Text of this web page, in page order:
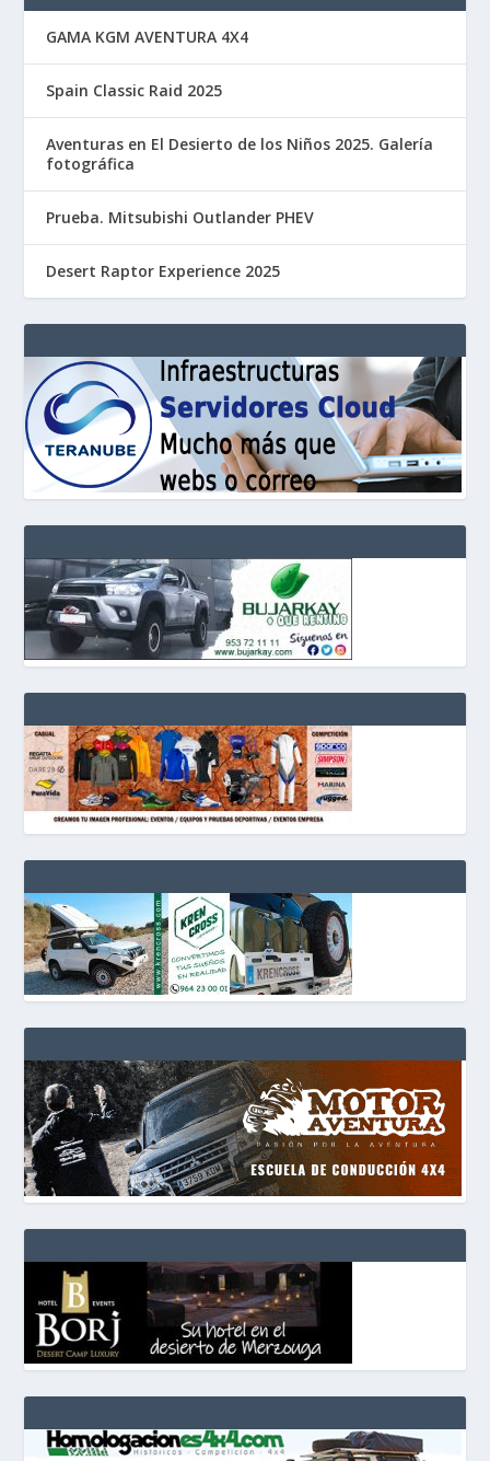
GAMA KGM AVENTURA 4X4
Spain Classic Raid 2025
Aventuras en El Desierto de los Niños 2025. Galería
fotográfica
Prueba. Mitsubishi Outlander PHEV
Desert Raptor Experience 2025